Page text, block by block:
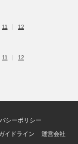
11 12
11 12
シーポリシー
イドライン
運営会社